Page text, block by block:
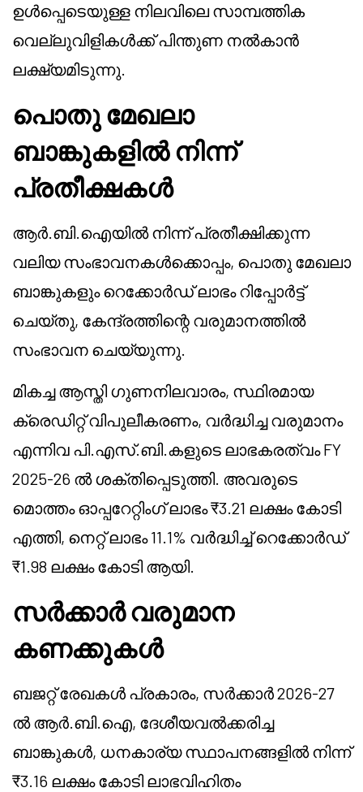
ഉൾപ്പെടെയുള്ള നിലവിലെ സാമ്പത്തിക
വെല്ലുവിളികൾക്ക് പിന്തുണ നൽകാൻ
ലക്ഷ്യമിടുന്നു.
പൊതു മേഖലാ
ബാങ്കുകളിൽ നിന്ന്
പ്രതീക്ഷകൾ
ആർ.ബി.ഐയിൽ നിന്ന് പ്രതീക്ഷിക്കുന്ന
വലിയ സംഭാവനകൾക്കൊപ്പം, പൊതു മേഖലാ
ബാങ്കുകളും റെക്കോർഡ് ലാഭം റിപ്പോർട്ട്
ചെയ്തു, കേന്ദ്രത്തിന്റെ വരുമാനത്തിൽ
സംഭാവന ചെയ്യുന്നു.
മികച്ച ആസ്തി ഗുണനിലവാരം, സ്ഥിരമായ
ക്രെഡിറ്റ് വിപുലീകരണം, വർദ്ധിച്ച വരുമാനം
എന്നിവ പി.എസ്.ബി.കളുടെ ലാഭകരത്വം FY
2025-26 ൽ ശക്തിപ്പെടുത്തി. അവരുടെ
മൊത്തം ഓപ്പറേറ്റിംഗ് ലാഭം ₹3.21 ലക്ഷം കോടി
എത്തി, നെറ്റ് ലാഭം 11.1% വർദ്ധിച്ച് റെക്കോർഡ്
₹1.98 ലക്ഷം കോടി ആയി.
സർക്കാർ വരുമാന
കണക്കുകൾ
ബജറ്റ് രേഖകൾ പ്രകാരം, സർക്കാർ 2026-27
ൽ ആർ.ബി.ഐ, ദേശീയവൽക്കരിച്ച
ബാങ്കുകൾ, ധനകാര്യ സ്ഥാപനങ്ങളിൽ നിന്ന്
₹3.16 ലക്ഷം കോടി ലാഭവിഹിതം